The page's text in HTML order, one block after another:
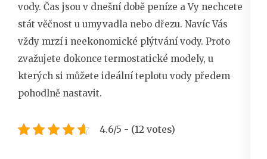
vody. Čas jsou v dnešní době peníze a Vy nechcete
stát věčnost u umyvadla nebo dřezu. Navíc Vás
vždy mrzí i neekonomické plýtvání vody. Proto
zvažujete dokonce termostatické modely, u
kterých si můžete ideální teplotu vody předem
pohodlně nastavit.
4.6/5 - (12 votes)